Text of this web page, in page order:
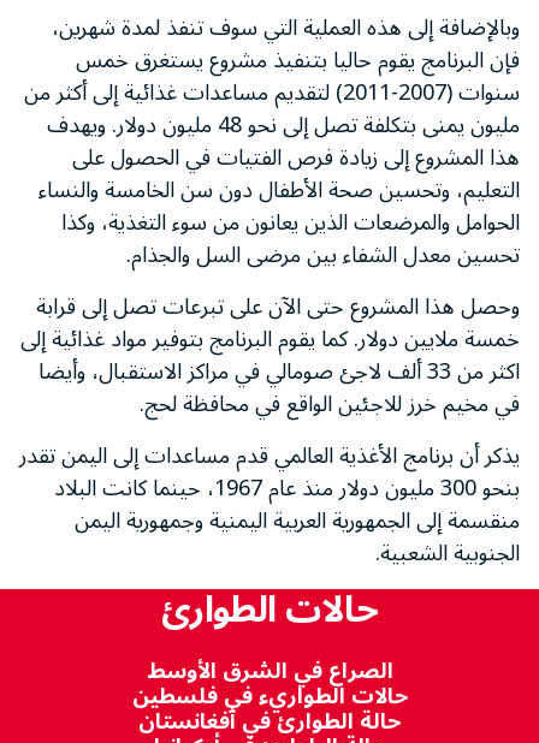
وبالإضافة إلى هذه العملية التي سوف تنفذ لمدة شهرين،
فإن البرنامج يقوم حاليا بتنفيذ مشروع يستغرق خمس
سنوات (2007-2011) لتقديم مساعدات غذائية إلى أكثر من
مليون يمنى بتكلفة تصل إلى نحو 48 مليون دولار. ويهدف
هذا المشروع إلى زيادة فرص الفتيات في الحصول على
التعليم، وتحسين صحة الأطفال دون سن الخامسة والنساء
الحوامل والمرضعات الذين يعانون من سوء التغذية، وكذا
تحسين معدل الشفاء بين مرضى السل والجذام.
وحصل هذا المشروع حتى الآن على تبرعات تصل إلى قرابة
خمسة ملايين دولار. كما يقوم البرنامج بتوفير مواد غذائية إلى
اكثر من 33 ألف لاجئ صومالي في مراكز الاستقبال، وأيضا
في مخيم خرز للاجئين الواقع في محافظة لحج.
يذكر أن برنامج الأغذية العالمي قدم مساعدات إلى اليمن تقدر
بنحو 300 مليون دولار منذ عام 1967، حينما كانت البلاد
منقسمة إلى الجمهورية العربية اليمنية وجمهورية اليمن
الجنوبية الشعبية.
حالات الطوارئ
الصراع في الشرق الأوسط
حالات الطواريء في فلسطين
حالة الطوارئ في أفغانستان